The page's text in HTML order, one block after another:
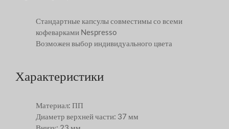
Стандартные капсулы совместимы со всеми
кофеварками Nespresso
Возможен выбор индивидуального цвета
Характеристики
Материал: ПП
Диаметр верхней части: 37 мм